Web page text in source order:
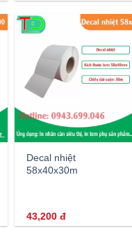
Decal nhiệt
58x40x30m
43,200 đ